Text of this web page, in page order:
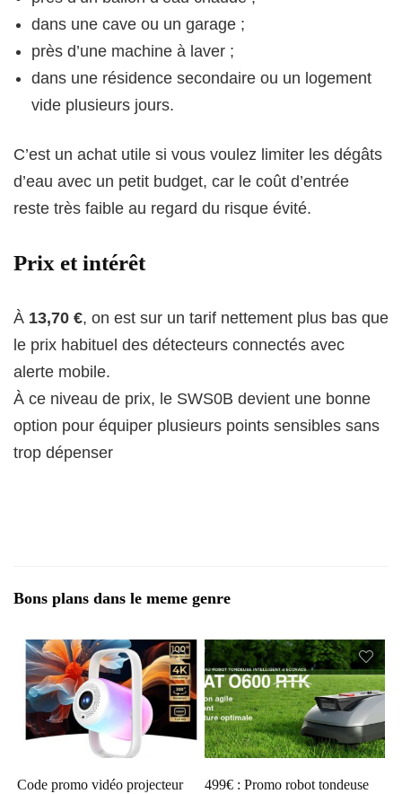
dans une cave ou un garage ;
près d’une machine à laver ;
dans une résidence secondaire ou un logement
vide plusieurs jours.
C’est un achat utile si vous voulez limiter les dégâts
d’eau avec un petit budget, car le coût d’entrée
reste très faible au regard du risque évité.
Prix et intérêt
À 13,70 €, on est sur un tarif nettement plus bas que
le prix habituel des détecteurs connectés avec
alerte mobile.
À ce niveau de prix, le SWS0B devient une bonne
option pour équiper plusieurs points sensibles sans
trop dépenser
Bons plans dans le meme genre
Code promo vidéo projecteur 499€ : Promo robot tondeuse